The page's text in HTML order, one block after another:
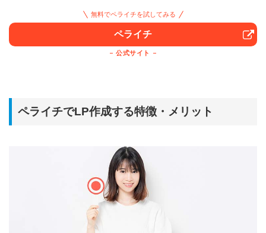
無料でペライチを試してみる
ペライチ
公式サイト
ペライチでLP作成する特徴・メリット